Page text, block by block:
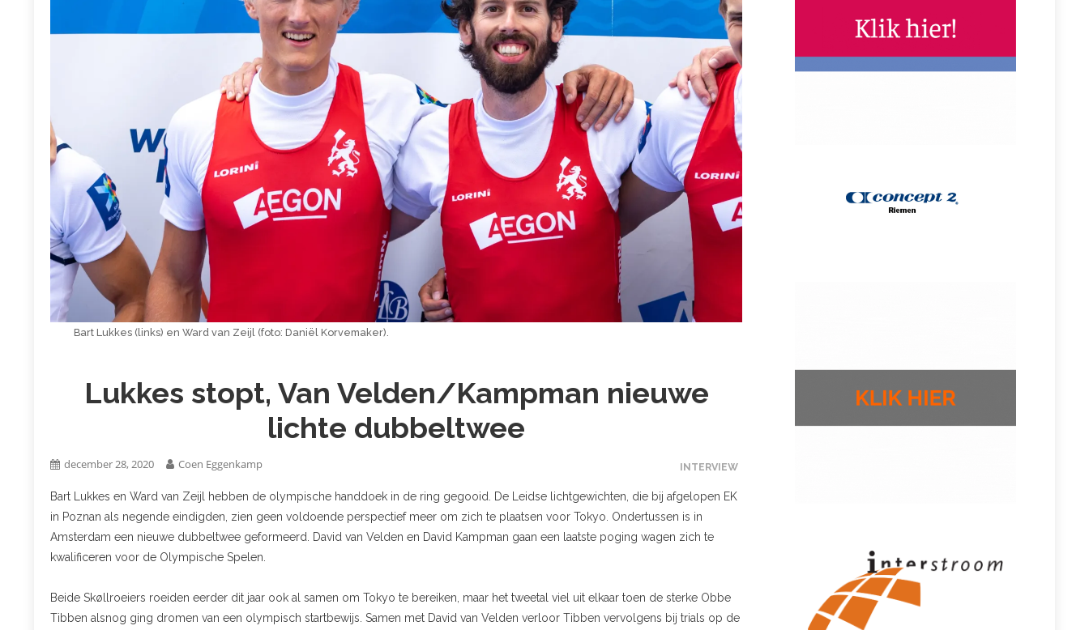
Bart Lukkes (links) en Ward van Zeijl (foto: Daniël Korvemaker).
Lukkes stopt, Van Velden/Kampman nieuwe
lichte dubbeltwee
INTERVIEW
december 28, 2020 Coen Eggenkamp
Bart Lukkes en Ward van Zeijl hebben de olympische handdoek in de ring gegooid. De Leidse lichtgewichten, die bij afgelopen EK
in Poznan als negende eindigden, zien geen voldoende perspectief meer om zich te plaatsen voor Tokyo. Ondertussen is in
Amsterdam een nieuwe dubbeltwee geformeerd. David van Velden en David Kampman gaan een laatste poging wagen zich te
kwalificeren voor de Olympische Spelen.
Beide Skøllroeiers roeiden eerder dit jaar ook al samen om Tokyo te bereiken, maar het tweetal viel uit elkaar toen de sterke Obbe
Tibben alsnog ging dromen van een olympisch startbewijs. Samen met David van Velden verloor Tibben vervolgens bij trials op de